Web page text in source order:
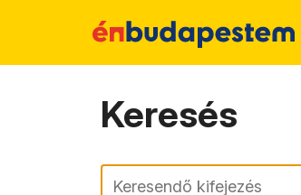
Keresés
Keresés